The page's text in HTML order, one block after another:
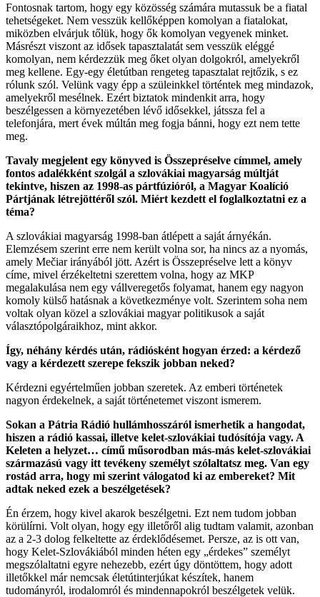
Fontosnak tartom, hogy egy közösség számára mutassuk be a fiatal
tehetségeket. Nem vesszük kellőképpen komolyan a fiatalokat,
miközben elvárjuk tőlük, hogy ők komolyan vegyenek minket.
Másrészt viszont az idősek tapasztalatát sem vesszük eléggé
komolyan, nem kérdezzük meg őket olyan dolgokról, amelyekről
meg kellene. Egy-egy életútban rengeteg tapasztalat rejtőzik, s ez
rólunk szól. Velünk vagy épp a szüleinkkel történtek meg mindazok,
amelyekről mesélnek. Ezért biztatok mindenkit arra, hogy
beszélgessen a környezetében lévő idősekkel, játssza fel a
telefonjára, mert évek múltán meg fogja bánni, hogy ezt nem tette
meg.
Tavaly megjelent egy könyved is Összepréselve címmel, amely
fontos adalékként szolgál a szlovákiai magyarság múltját
tekintve, hiszen az 1998-as pártfúzióról, a Magyar Koalíció
Pártjának létrejöttéről szól. Miért kezdett el foglalkoztatni ez a
téma?
A szlovákiai magyarság 1998-ban átlépett a saját árnyékán.
Elemzésem szerint erre nem került volna sor, ha nincs az a nyomás,
amely Mečiar irányából jött. Azért is Összepréselve lett a könyv
címe, mivel érzékeltetni szerettem volna, hogy az MKP
megalakulása nem egy vállveregetős folyamat, hanem egy nagyon
komoly külső hatásnak a következménye volt. Szerintem soha nem
voltak olyan közel a szlovákiai magyar politikusok a saját
választópolgáraikhoz, mint akkor.
Így, néhány kérdés után, rádiósként hogyan érzed: a kérdező
vagy a kérdezett szerepe fekszik jobban neked?
Kérdezni egyértelműen jobban szeretek. Az emberi történetek
nagyon érdekelnek, a saját történetemet viszont ismerem.
Sokan a Pátria Rádió hullámhosszáról ismerhetik a hangodat,
hiszen a rádió kassai, illetve kelet-szlovákiai tudósítója vagy. A
Keleten a helyzet… című műsorodban más-más kelet-szlovákiai
származású vagy itt tevékeny személyt szólaltatsz meg. Van egy
rostád arra, hogy mi szerint válogatod ki az embereket? Mit
adtak neked ezek a beszélgetések?
Én érzem, hogy kivel akarok beszélgetni. Ezt nem tudom jobban
körülírni. Volt olyan, hogy egy illetőről alig tudtam valamit, azonban
az a 2-3 dolog felkeltette az érdeklődésemet. Persze, az is ott van,
hogy Kelet-Szlovákiából minden héten egy „érdekes” személyt
megszólaltatni egyre nehezebb, ezért úgy döntöttem, hogy adott
illetőkkel már nemcsak életútinterjúkat készítek, hanem
tudományról, irodalomról és mindennapokról beszélgetek velük.